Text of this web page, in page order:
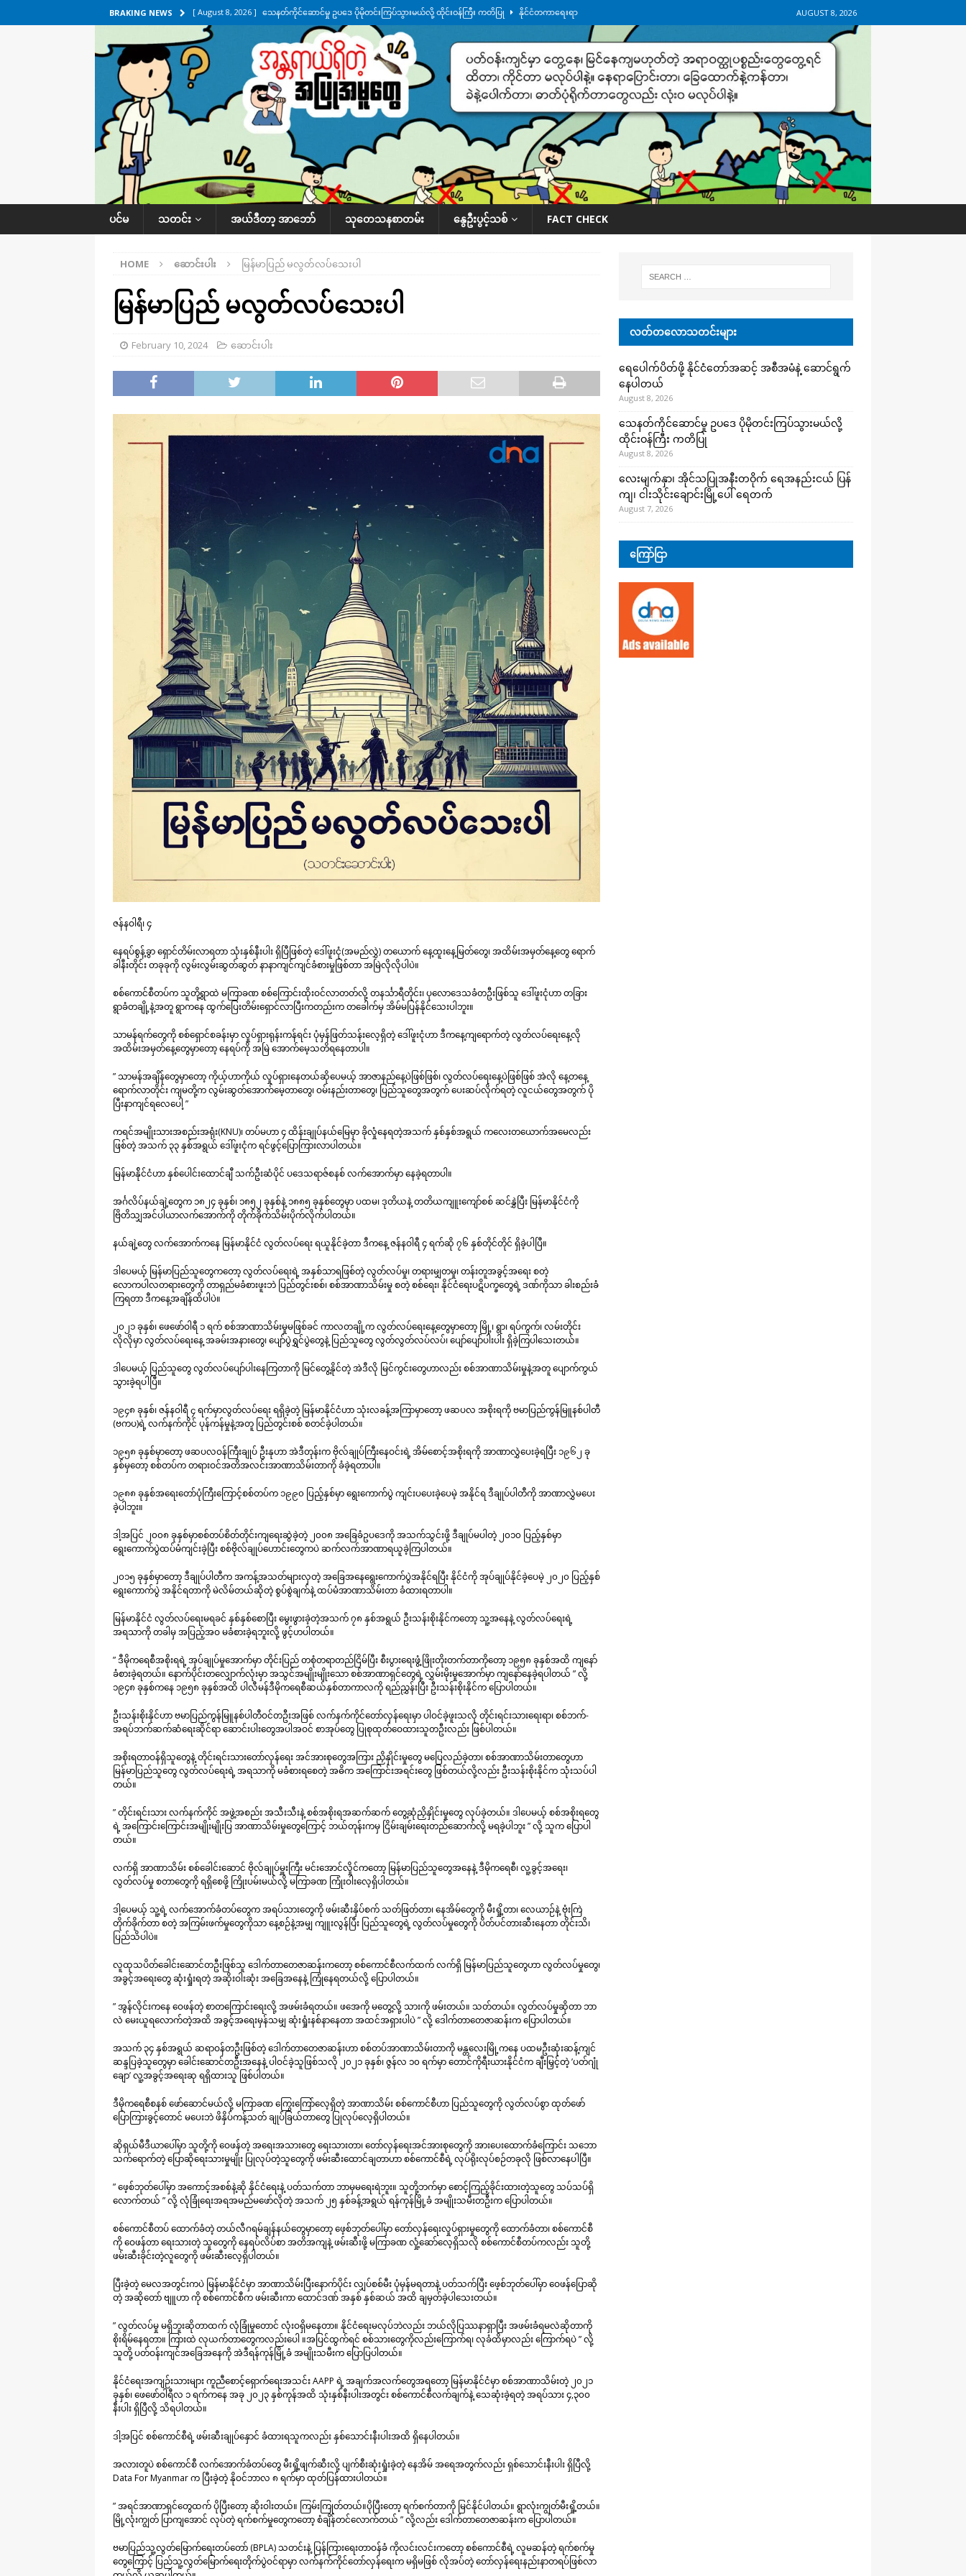
BRAKING NEWS [ August 8, 2026 ] သေနတ်ကိုင်ဆောင်မှု ဥပဒေ ပိုမိုတင်းကြပ်သွားမယ်လို့ ထိုင်းဝန်ကြီး ကတိပြု နိုင်ငံတကာရေးရာ
[ August 7, 2026 ] လေးမျက်နှာ၊ အိုင်သပြုအနီးတဝိုက် ရေအနည်းငယ် ပြန်ကျ၊ ငါးသိုင်းချောင်းမြို့ပေါ် ရေတက်
ဒေသအလိုက် သတင်းကဏ္ဍ
[ August 7, 2026 ] ရန်ကုန်မြစ်အတွင်း ထူးကဲဒီရေ အ​မြင့် ၂၁ ပေကျော်အထိ တက်မယ်လို့ သတိပေး ဒေသအလိုက်
သတင်းကဏ္ဍ
[ August 7, 2026 ] လွှတ်တော်ကို ရောက်လာတဲ့ ဦးမင်အောင်လှိုင်ကို ထိုင်းလွှတ်တော်အမတ် အော်ဟစ်ဆန္ဒပြ
UNCATEGORIZED
[ August 8, 2026 ] ရေပေါက်ပိတ်ဖို့ နိုင်ငံတော်အဆင့် အစီအမံနဲ့ ဆောင်ရွက်နေပါတယ် ဆောင်းပါး
AUGUST 8, 2026
ပင်မ သတင်း အယ်ဒီတာ့ အာဘော် သုတေသနစာတမ်း နွေဦးပွင့်သစ် FACT CHECK
HOME ဆောင်းပါး မြန်မာပြည် မလွတ်လပ်သေးပါ
မြန်မာပြည် မလွတ်လပ်သေးပါ
February 10, 2024 ဆောင်းပါး
ဇန်နဝါရီ၊ ၄
နေရပ်စွန့်ခွာ ရှောင်တိမ်းလာရတာ သုံးနှစ်နီးပါး ရှိပြီဖြစ်တဲ့ ဒေါ်ဖူးငုံ(အမည်လွှဲ) တယောက် နေ့ထူးနေ့မြတ်တွေ၊ အထိမ်းအမှတ်နေ့တွေ ရောက်
ခါနီးတိုင်း တခုခုကို လွမ်းလွမ်းဆွတ်ဆွတ် နာနာကျင်ကျင်ခံစားမှုဖြစ်တာ အမြဲလိုလိုပါပဲ။
စစ်ကောင်စီတပ်က သူတို့ရွာထဲ မကြာခဏ စစ်ကြောင်းထိုးဝင်လာတတ်လို့ တနင်္သာရီတိုင်း၊ ပုလောဒေသခံတဦးဖြစ်သူ ဒေါ်ဖူးငုံဟာ တခြား
ရွာခံတချို့နဲ့အတူ ရွာကနေ ထွက်ပြေးတိမ်းရှောင်လာပြီးကတည်းက တခေါက်မှ အိမ်မပြန်နိုင်သေးပါဘူး။
သာမန်ရက်တွေကို စစ်ရှောင်စခန်းမှာ လှုပ်ရှားရုန်းကန်ရင်း ပုံမှန်ဖြတ်သန်းလေ့ရှိတဲ့ ဒေါ်ဖူးငုံဟာ ဒီကနေ့ကျရောက်တဲ့ လွတ်လပ်ရေးနေ့လို
အထိမ်းအမှတ်နေ့တွေမှာတော့ နေရပ်ကို အမြဲ အောက်မေ့သတိရနေတာပါ။
” သာမန်အချိန်တွေမှာတော့ ကိုယ့်ဟာကိုယ် လှုပ်ရှားနေတယ်ဆိုပေမယ့် အာဇာနည်နေ့ပဲဖြစ်ဖြစ်၊ လွတ်လပ်ရေးနေ့ပဲဖြစ်ဖြစ် အဲလို နေ့တနေ့
ရောက်လာတိုင်း ကျမတို့က လွမ်းဆွတ်အောက်မေ့တာတွေ၊ ဝမ်းနည်းတာတွေ၊ ပြည်သူတွေအတွက် ပေးဆပ်လိုက်ရတဲ့ လူငယ်တွေအတွက် ပို
ပြီးနာကျင်ရလေပေါ့ ”
ကရင်အမျိုးသားအစည်းအရုံး(KNU)၊ တပ်မဟာ ၄ ထိန်းချုပ်နယ်မြေမှာ ခိုလှုံနေရတဲ့အသက် နှစ်နှစ်အရွယ် ကလေးတယောက်အမေလည်း
ဖြစ်တဲ့ အသက် ၃၃ နှစ်အရွယ် ဒေါ်ဖူးငုံက ရင်ဖွင့်ပြောကြားလာပါတယ်။
မြန်မာန်ိုင်ငံဟာ နှစ်ပေါင်းထောင်ချီ သက်ဦးဆံပိုင် ပဒေသရာဇ်စနစ် လက်အောက်မှာ နေခဲ့ရတာပါ။
အင်္ဂလိပ်နယ်ချဲ့တွေက ၁၈၂၄ ခုနှစ်၊ ၁၈၅၂ ခုနှစ်နဲ့ ၁၈၈၅ ခုနှစ်တွေမှာ ပထမ၊ ဒုတိယနဲ့ တတိယကျူးကျော်စစ် ဆင်နွှဲပြီး မြန်မာနိုင်ငံကို
ဗြိတိသျှအင်ပါယာလက်အောက်ကို တိုက်ခိုက်သိမ်းပိုက်လိုက်ပါတယ်။
နယ်ချဲ့တွေ လက်အောက်ကနေ မြန်မာနိုင်ငံ လွတ်လပ်ရေး ရယူနိုင်ခဲ့တာ ဒီကနေ့ ဇန်နဝါရီ ၄ ရက်ဆို ၇၆ နှစ်တိုင်တိုင် ရှိခဲ့ပါပြီ။
ဒါပေမယ့် မြန်မာပြည်သူတွေကတော့ လွတ်လပ်ရေးရဲ့ အနှစ်သာရဖြစ်တဲ့ လွတ်လပ်မှု၊ တရားမျှတမှု၊ တန်းတူအခွင့်အရေး စတဲ့
လောကပါလတရားတွေကို တာရှည်မခံစားဖူးဘဲ ပြည်တွင်းစစ်၊ စစ်အာဏာသိမ်းမှု စတဲ့ စစ်ရေး၊ နိုင်ငံရေးပဋိပက္ခတွေရဲ့ ဒဏ်ကိုသာ ခါးစည်းခံ
ကြရတာ ဒီကနေ့အချိန်ထိပါပဲ။
၂၀၂၁ ခုနှစ်၊ ဖေဖော်ဝါရီ ၁ ရက် စစ်အာဏာသိမ်းမှုမဖြစ်ခင် ကာလတချို့က လွတ်လပ်ရေးနေ့တွေမှာတော့ မြို့၊ ရွာ၊ ရပ်ကွက်၊ လမ်းတိုင်း
လိုလိုမှာ လွတ်လပ်ရေးနေ့ အခမ်းအနားတွေ၊ ပျော်ပွဲရွှင်ပွဲတွေနဲ့ ပြည်သူတွေ လွတ်လွတ်လပ်လပ်၊ ပျော်ပျော်ပါးပါး ရှိခဲ့ကြပါသေးတယ်။
ဒါပေမယ့် ပြည်သူတွေ လွတ်လပ်ပျော်ပါးနေကြတာကို မြင်တွေ့နိုင်တဲ့ အဲဒီလို မြင်ကွင်းတွေဟာလည်း စစ်အာဏာသိမ်းမှုနဲ့အတူ ပျောက်ကွယ်
သွားခဲ့ရပါပြီ။
၁၉၄၈ ခုနှစ်၊ ဇန်နဝါရီ ၄ ရက်မှာလွတ်လပ်ရေး ရရှိခဲ့တဲ့ မြန်မာနိုင်ငံဟာ သုံးလခန့်အကြာမှာတော့ ဖဆပလ အစိုးရကို ဗမာပြည်ကွန်မြူနစ်ပါတီ
(ဗကပ)ရဲ့ လက်နက်ကိုင် ပုန်ကန်မှုနဲ့အတူ ပြည်တွင်းစစ် စတင်ခဲ့ပါတယ်။
၁၉၅၈ ခုနှစ်မှာတော့ ဖဆပလဝန်ကြီးချုပ် ဦးနုဟာ အဲဒီတုန်းက ဗိုလ်ချုပ်ကြီးနေဝင်းရဲ့ အိမ်စောင့်အစိုးရကို အာဏာလွှဲပေးခဲ့ရပြီး ၁၉၆၂ ခု
နှစ်မှတော့ စစ်တပ်က တရားဝင်အတိအလင်းအာဏာသိမ်းတာကို ခံခဲ့ရတာပါ။
၁၉၈၈ ခုနှစ်အရေးတော်ပုံကြီးကြောင့်စစ်တပ်က ၁၉၉၀ ပြည့်နှစ်မှာ ရွေးကောက်ပွဲ ကျင်းပပေးခဲ့ပေမဲ့ အနိုင်ရ ဒီချုပ်ပါတီကို အာဏာလွှဲမပေး
ခဲ့ပါဘူး။
ဒါ့အပြင် ၂၀၀၈ ခုနှစ်မှာစစ်တပ်စိတ်တိုင်းကျရေးဆွဲခဲ့တဲ့ ၂၀၀၈ အခြေခံဥပဒေကို အသက်သွင်းဖို့ ဒီချုပ်မပါတဲ့ ၂၀၁၀ ပြည့်နှစ်မှာ
ရွေးကောက်ပွဲထပ်မံကျင်းခဲ့ပြီး စစ်ဗိုလ်ချုပ်ဟောင်းတွေကပဲ ဆက်လက်အာဏာရယူခဲ့ကြပါတယ်။
၂၀၁၅ ခုနှစ်မှာတော့ ဒီချုပ်ပါတီက အကန့်အသတ်များလှတဲ့ အခြေအနေရွေးကောက်ပွဲအနိုင်ရပြီး နိုင်ငံကို အုပ်ချုပ်နိုင်ခဲ့ပေမဲ့ ၂၀၂၀ ပြည့်နှစ်
ရွေးကောက်ပွဲ အနိုင်ရတာကို မဲလိမ်တယ်ဆိုတဲ့ စွပ်စွဲချက်နဲ့ ထပ်မံအာဏာသိမ်းတာ ခံထားရတာပါ။
မြန်မာနိုင်ငံ လွတ်လပ်ရေးမရခင် နှစ်နှစ်စောပြီး မွေးဖွားခဲ့တဲ့အသက် ၇၈ နှစ်အရွယ် ဦးသန်းစိုးနိုင်ကတော့ သူ့အနေနဲ့ လွတ်လပ်ရေးရဲ့
အရသာကို တခါမှ အပြည့်အဝ မခံစားခဲ့ရဘူးလို့ ဖွင့်ဟပါတယ်။
” ဒီမိုကရေစီအစိုးရရဲ့ အုပ်ချုပ်မှုအောက်မှာ တိုင်းပြည် တစုံတရာတည်ငြိမ်ပြီး စီးပွားရေးဖွံ့ဖြိုးတိုးတက်တာကိုတော့ ၁၉၅၈ ခုနှစ်အထိ ကျနော်
ခံစားခဲ့ရတယ်။ နောက်ပိုင်းတလျှောက်လုံးမှာ အသွင်အမျိုးမျိုးသော စစ်အာဏာရှင်တွေရဲ့ လွှမ်းမိုးမှုအောက်မှာ ကျနော်နေခဲ့ရပါတယ် ” လို့
၁၉၄၈ ခုနှစ်ကနေ ၁၉၅၈ ခုနှစ်အထိ ပါလီမန်ဒီမိုကရေစီဆယ်နှစ်တာကာလကို ရည်ညွှန်းပြီး ဦးသန်းစိုးနိုင်က ပြောပါတယ်။
ဦးသန်းစိုးနိုင်ဟာ ဗမာပြည်ကွန်မြူနစ်ပါတီဝင်တဦးအဖြစ် လက်နက်ကိုင်တော်လှန်ရေးမှာ ပါဝင်ခဲ့ဖူးသလို တိုင်းရင်းသားရေးရာ၊ စစ်ဘက်-
အရပ်ဘက်ဆက်ဆံရေးဆိုင်ရာ ဆောင်းပါးတွေအပါအဝင် စာအုပ်တွေ ပြုစုထုတ်ဝေထားသူတဦးလည်း ဖြစ်ပါတယ်။
အစိုးရတာဝန်ရှိသူတွေနဲ့ တိုင်းရင်းသားတော်လှန်ရေး အင်အားစုတွေအကြား ညှိနှိုင်းမှုတွေ မပြေလည်ခဲ့တာ၊ စစ်အာဏာသိမ်းတာတွေဟာ
မြန်မာပြည်သူတွေ လွတ်လပ်ရေးရဲ့ အရသာကို မခံစားရစေတဲ့ အဓိက အကြောင်းအရင်းတွေ ဖြစ်တယ်လို့လည်း ဦးသန်းစိုးနိုင်က သုံးသပ်ပါ
တယ်။
” တိုင်းရင်းသား လက်နက်ကိုင် အဖွဲ့အစည်း အသီးသီးနဲ့ စစ်အစိုးရအဆက်ဆက် တွေ့ဆုံညှိနှိုင်းမှုတွေ လုပ်ခဲ့တယ်။ ဒါပေမယ့် စစ်အစိုးရတွေ
ရဲ့ အကြောင်းကြောင်းအမျိုးမျိုးပြ အာဏာသိမ်းမှုတွေကြောင့် ဘယ်တုန်းကမှ ငြိမ်းချမ်းရေးတည်ဆောက်လို့ မရခဲ့ပါဘူး ” လို့ သူက ပြောပါ
တယ်။
လက်ရှိ အာဏာသိမ်း စစ်ခေါင်းဆောင် ဗိုလ်ချုပ်မှူးကြီး မင်းအောင်လှိုင်ကတော့ မြန်မာပြည်သူတွေအနေနဲ့ ဒီမိုကရေစီ၊ လူ့ခွင့်အရေး၊
လွတ်လပ်မှု စတာတွေကို ရရှိစေဖို့ ကြိုးပမ်းမယ်လို့ မကြာခဏ ကြုံးဝါးလေ့ရှိပါတယ်။
ဒါ့ပေမယ့် သူ့ရဲ့ လက်အောက်ခံတပ်တွေက အရပ်သားတွေကို ဖမ်းဆီးနှိပ်စက် သတ်ဖြတ်တာ၊ နေအိမ်တွေကို မီးရှို့တာ၊ လေယာဉ်နဲ့ ဗုံးကြဲ
တိုက်ခိုက်တာ စတဲ့ အကြမ်းဖက်မှုတွေကိုသာ နေ့စဉ်နဲ့အမျှ ကျူးလွန်ပြီး ပြည်သူတွေရဲ့ လွတ်လပ်မှုတွေကို ပိတ်ပင်တားဆီးနေတာ တိုင်းသိ၊
ပြည်သိပါပဲ။
လူထုသပိတ်ခေါင်းဆောင်တဦးဖြစ်သူ ဒေါက်တာတေဇာဆန်းကတော့ စစ်ကောင်စီလက်ထက် လက်ရှိ မြန်မာပြည်သူတွေဟာ လွတ်လပ်မှုတွေ၊
အခွင့်အရေးတွေ ဆုံးရှုံးရတဲ့ အဆိုးဝါးဆုံး အခြေအနေနဲ့ ကြုံနေရတယ်လို့ ပြောပါတယ်။
” အွန်လိုင်းကနေ ဝေဖန်တဲ့ စာတကြောင်းရေးလို့ အဖမ်းခံရတယ်။ ဖအေကို မတွေ့လို့ သားကို ဖမ်းတယ်။ သတ်တယ်။ လွတ်လပ်မှုဆိုတာ ဘာ
လဲ မေးယူရလောက်တဲ့အထိ အခွင့်အရေးမှန်သမျှ ဆုံးရှုံးနစ်နာနေတာ အထင်အရှားပါပဲ ” လို့ ဒေါက်တာတေဇာဆန်းက ပြောပါတယ်။
အသက် ၃၄ နှစ်အရွယ် ဆရာဝန်တဦးဖြစ်တဲ့ ဒေါက်တာတေဇာဆန်းဟာ စစ်တပ်အာဏာသိမ်းတာကို မန္တလေးမြို့ကနေ ပထမဦးဆုံးဆန့်ကျင်
ဆန္ဒပြခဲ့သူတွေမှာ ခေါင်းဆောင်တဦးအနေနဲ့ ပါဝင်ခဲ့သူဖြစ်သလို ၂၀၂၁ ခုနှစ်၊ ဇွန်လ ၁၀ ရက်မှာ တောင်ကိုရီးယားနိုင်ငံက ချီးမြှင့်တဲ့ ’ပတ်ဂျုံ
ချော’ လူ့အခွင့်အရေးဆု ရရှိထားသူ ဖြစ်ပါတယ်။
ဒီမိုကရေစီစနစ် ဖော်ဆောင်မယ်လို့ မကြာခဏ ကြွေးကြော်လေ့ရှိတဲ့ အာဏာသိမ်း စစ်ကောင်စီဟာ ပြည်သူတွေကို လွတ်လပ်စွာ ထုတ်ဖော်
ပြောကြားခွင့်တောင် မပေးဘဲ ဖိနှိပ်ကန့်သတ် ချုပ်ခြယ်တာတွေ ပြုလုပ်လေ့ရှိပါတယ်။
ဆိုရှယ်မီဒီယာပေါ်မှာ သူတို့ကို ဝေဖန်တဲ့ အရေးအသားတွေ ရေးသားတာ၊ တော်လှန်ရေးအင်အားစုတွေကို အားပေးထောက်ခံကြောင်း သဘော
သက်ရောက်တဲ့ ပြောဆိုရေးသားမှုမျိုး ပြုလုပ်တဲ့သူတွေကို ဖမ်းဆီးထောင်ချတာဟာ စစ်ကောင်စီရဲ့ လုပ်ရိုးလုပ်စဉ်တခုလို ဖြစ်လာနေပါပြီ။
” ဖေ့စ်ဘုတ်ပေါ်မှာ အကောင့်အစစ်နဲ့ဆို နိုင်ငံရေးနဲ့ ပတ်သက်တာ ဘာမှမရေးရဲဘူး။ သူတို့ဘက်မှာ စောင့်ကြည့်ခိုင်းထားတဲ့သူတွေ သပ်သပ်ရှိ
လောက်တယ် ” လို့ လုံခြုံရေးအရအမည်မဖော်လိုတဲ့ အသက် ၂၅ နှစ်ခန့်အရွယ် ရန်ကုန်မြို့ခံ အမျိုးသမီးတဦးက ပြောပါတယ်။
စစ်ကောင်စီတပ် ထောက်ခံတဲ့ တယ်လီဂရမ်ချန်နယ်တွေမှာတော့ ဖေ့စ်ဘုတ်ပေါ်မှာ တော်လှန်ရေးလှုပ်ရှားမှုတွေကို ထောက်ခံတာ၊ စစ်ကောင်စီ
ကို ဝေဖန်တာ ရေးသားတဲ့ သူတွေကို နေရပ်လိပ်စာ အတိအကျနဲ့ ဖမ်းဆီးဖို့ မကြာခဏ လှုံ့ဆော်လေ့ရှိသလို စစ်ကောင်စီတပ်ကလည်း သူတို့
ဖမ်းဆီးခိုင်းတဲ့လူတွေကို ဖမ်းဆီးလေ့ရှိပါတယ်။
ပြီးခဲ့တဲ့ မေလအတွင်းကပဲ မြန်မာနိုင်ငံမှာ အာဏာသိမ်းပြီးနောက်ပိုင်း လျှပ်စစ်မီး ပုံမှန်မရတာနဲ့ ပတ်သက်ပြီး ဖေ့စ်ဘုတ်ပေါ်မှာ ဝေဖန်ပြောဆို
တဲ့ အဆိုတော် ဗျူဟာ ကို စစ်ကောင်စီက ဖမ်းဆီးကာ ထောင်ဒဏ် အနှစ် နှစ်ဆယ် အထိ ချမှတ်ခဲ့ပါသေးတယ်။
” လွတ်လပ်မှု မရှိဘူးဆိုတာထက် လုံခြုံမှုတောင် လုံးဝရှိမနေတာ။ နိုင်ငံရေးမလုပ်ဘဲလည်း ဘယ်လိုပြဿနာရှာပြီး အဖမ်းခံရမလဲဆိုတာကို
စိုးရိမ်နေရတာ။ ကြားထဲ လုယက်တာတွေကလည်းပေါ ။အပြင်ထွက်ရင် စစ်သားတွေကိုလည်းကြောက်ရ၊ လုခံထိမှာလည်း ကြောက်ရပဲ ” လို့
သူတို့ ပတ်ဝန်းကျင်အခြေအနေကို အဲဒီရန်ကုန်မြို့ခံ အမျိုးသမီးက ပြောပြပါတယ်။
နိုင်ငံရေးအကျဉ်းသားများ ကူညီစောင့်ရှောက်ရေးအသင်း AAPP ရဲ့ အချက်အလက်တွေအရတော့ မြန်မာနိုင်ငံမှာ စစ်အာဏာသိမ်းတဲ့ ၂၀၂၁
ခုနှစ်၊ ဖေဖော်ဝါရီလ ၁ ရက်ကနေ အခု ၂၀၂၃ နှစ်ကုန်အထိ သုံးနှစ်နီးပါးအတွင်း စစ်ကောင်စီလက်ချက်နဲ့ သေဆုံးခဲ့ရတဲ့ အရပ်သား ၄,၃၀၀
နီးပါး ရှိပြီလို့ သိရပါတယ်။
ဒါ့အပြင် စစ်ကောင်စီရဲ့ ဖမ်းဆီးချုပ်နှောင် ခံထားရသူကလည်း နှစ်သောင်းနီးပါးအထိ ရှိနေပါတယ်။
အလားတူပဲ စစ်ကောင်စီ လက်အောက်ခံတပ်တွေ မီးရှို့ဖျက်ဆီးလို့ ပျက်စီးဆုံးရှုံးခဲ့တဲ့ နေအိမ် အရေအတွက်လည်း ရှစ်သောင်းနီးပါး ရှိပြီလို့
Data For Myanmar က ပြီးခဲ့တဲ့ နိုဝင်ဘာလ ၈ ရက်မှာ ထုတ်ပြန်ထားပါတယ်။
” အရင်အာဏာရှင်တွေထက် ပိုပြီးတော့ ဆိုးဝါးတယ်။ ကြမ်းကြုတ်တယ်။ပိုပြီးတော့ ရက်စက်တာကို မြင်နိုင်ပါတယ်။ ရွာလုံးကျွတ်မီးရှို့တယ်။
မြို့လုံးကျွတ် ပြာကျအောင် လုပ်တဲ့ ရက်စက်မှုတွေကတော့ စံချိန်တင်လောက်တယ် ” လို့လည်း ဒေါက်တာတေဇာဆန်းက ပြောပါတယ်။
ဗမာပြည်သူ့လွတ်မြောက်ရေးတပ်တော် (BPLA) သတင်းနဲ့ ပြန်ကြားရေးတာဝန်ခံ ကိုလင်းလင်းကတော့ စစ်ကောင်စီရဲ့ လူမဆန်တဲ့ ရက်စက်မှု
တွေကြောင့် ပြည်သူ့လွတ်မြောက်ရေးတိုက်ပွဲဝင်ရာမှာ လက်နက်ကိုင်တော်လှန်ရေးက မရှိမဖြစ် လိုအပ်တဲ့ တော်လှန်ရေးနည်းနာတရပ်ဖြစ်လာ
လတ်တလောသတင်းများ
ရေပေါက်ပိတ်ဖို့ နိုင်ငံတော်အဆင့် အစီအမံနဲ့ ဆောင်ရွက်
နေပါတယ်
August 8, 2026
သေနတ်ကိုင်ဆောင်မှု ဥပဒေ ပိုမိုတင်းကြပ်သွားမယ်လို့
ထိုင်းဝန်ကြီး ကတိပြု
August 8, 2026
လေးမျက်နှာ၊ အိုင်သပြုအနီးတဝိုက် ရေအနည်းငယ် ပြန်
ကျ၊ ငါးသိုင်းချောင်းမြို့ပေါ် ရေတက်
August 7, 2026
ကြော်ငြာ